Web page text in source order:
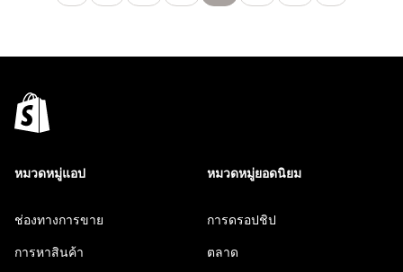
หมวดหมู่แอป
ช่องทางการขาย
การหาสินค้า
หมวดหมู่ยอดนิยม
การดรอปชิป
ตลาด